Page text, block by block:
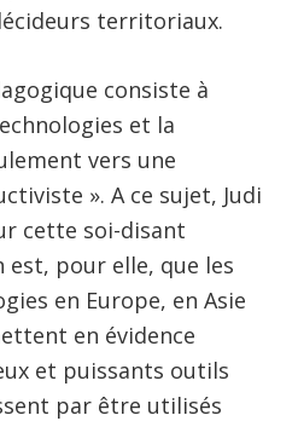
territoriaux.
consiste à
et la
vers une
». A ce sujet, Judi
cette soi-disant
est, pour elle, que les
en Europe, en Asie
en évidence
et puissants outils
par être utilisés